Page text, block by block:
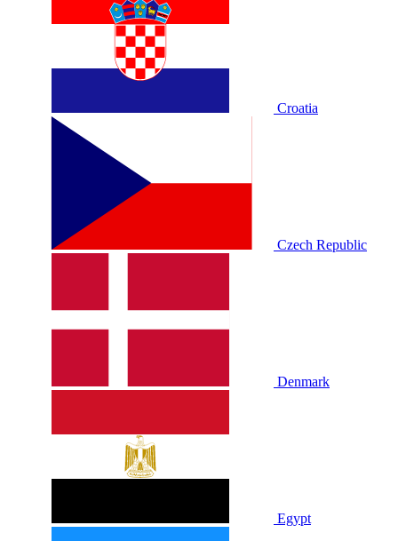
Croatia
Czech Republic
Denmark
Egypt